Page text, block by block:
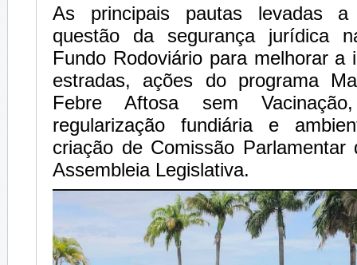
As principais pautas levadas
questão da segurança jurídica
Fundo Rodoviário para melhorar a
estradas, ações do programa
Febre Aftosa sem
regularização fundiária e
criação de Comissão Parlamentar
Assembleia Legislativa.